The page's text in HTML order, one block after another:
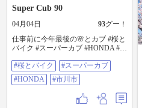
Super Cub 90
04月04日 93グー！
仕事前に今年最後の🌸とカブ #桜と
バイク #スーパーカブ #HONDA #
#桜とバイク
#スーパーカブ
#HONDA
#市川市